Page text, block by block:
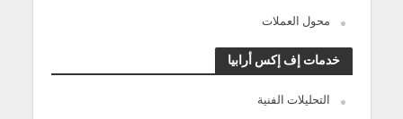
محول العملات
خدمات إف إكس أرابيا
التحليلات الفنية